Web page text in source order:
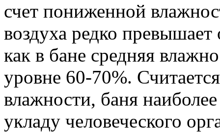
счет пониженной
воздуха редко
как в бане средняя
уровне 60-70%.
влажности, баня
укладу человеческого